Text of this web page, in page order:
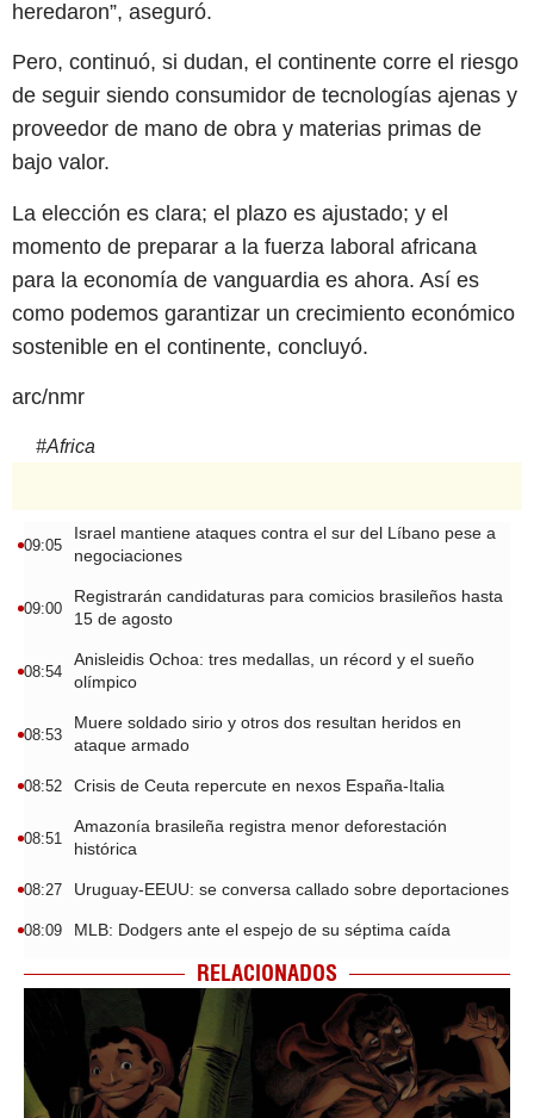
heredaron”, aseguró.
Pero, continuó, si dudan, el continente corre el riesgo
de seguir siendo consumidor de tecnologías ajenas y
proveedor de mano de obra y materias primas de
bajo valor.
La elección es clara; el plazo es ajustado; y el
momento de preparar a la fuerza laboral africana
para la economía de vanguardia es ahora. Así es
como podemos garantizar un crecimiento económico
sostenible en el continente, concluyó.
arc/nmr
#Africa
09:05
Israel mantiene ataques contra el sur del Líbano pese a
negociaciones
09:00
Registrarán candidaturas para comicios brasileños hasta
15 de agosto
08:54
Anisleidis Ochoa: tres medallas, un récord y el sueño
olímpico
08:53
Muere soldado sirio y otros dos resultan heridos en
ataque armado
08:52 Crisis de Ceuta repercute en nexos España-Italia
08:51
Amazonía brasileña registra menor deforestación
histórica
08:27 Uruguay-EEUU: se conversa callado sobre deportaciones
08:09 MLB: Dodgers ante el espejo de su séptima caída
RELACIONADOS